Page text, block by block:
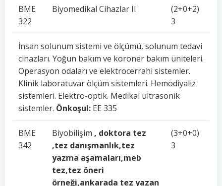
BME
322
Biyomedikal Cihazlar II
(2+0+2)
3
İnsan solunum sistemi ve ölçümü, solunum tedavi
cihazları. Yoğun bakım ve koroner bakım üniteleri.
Operasyon odaları ve elektrocerrahi sistemler.
Klinik laboratuvar ölçüm sistemleri. Hemodiyaliz
sistemleri. Elektro-optik. Medikal ultrasonik
sistemler. Önkoşul: EE 335
BME
342
Biyobilişim , doktora tez
,tez danışmanlık,tez
yazma aşamaları,meb
tez,tez öneri
örneği,ankarada tez yazan
(3+0+0)
3